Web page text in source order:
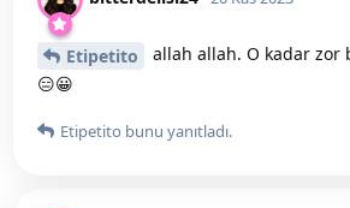
Etipetito
allah allah. O kadar zor
😑😀
Etipetito bunu yanıtladı.